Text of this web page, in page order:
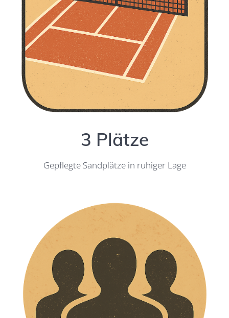
3 Plätze
Gepflegte Sandplätze in ruhiger Lage